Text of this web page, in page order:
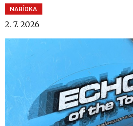
NABÍDKA
2. 7. 2026